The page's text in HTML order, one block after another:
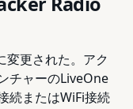
変更された。アク
チャーのLiveOne
続またはWiFi接続